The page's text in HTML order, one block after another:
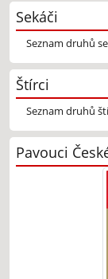
Sekáči
Seznam druhů
Štírci
Seznam druhů
Pavouci